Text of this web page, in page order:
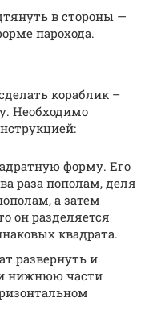
в стороны —
парохода.
кораблик –
Необходимо
форму. Его
раза пополам, деля
а затем
он разделяется
квадрата.
развернуть и
нижнюю части